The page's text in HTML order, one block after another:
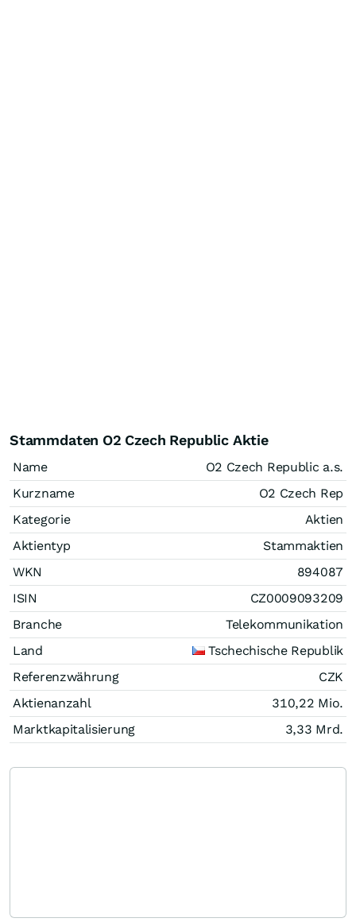
Stammdaten O2 Czech Republic Aktie
Name
O2 Czech Republic a.s.
Kurzname
O2 Czech Rep
Kategorie
Aktien
Aktientyp
Stammaktien
WKN
894087
ISIN
CZ0009093209
Branche
Telekommunikation
Land
Tschechische Republik
Referenzwährung
CZK
Aktienanzahl
310,22 Mio.
Marktkapitalisierung
3,33 Mrd.